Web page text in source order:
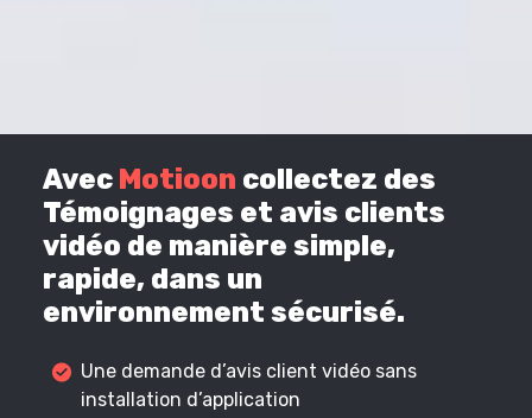
Avec Motioon collectez des
Témoignages et avis clients
vidéo de manière simple,
rapide, dans un
environnement sécurisé.
Une demande d’avis client vidéo sans
installation d’application